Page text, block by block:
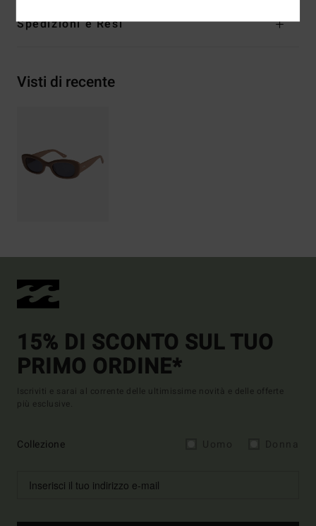
Spedizioni e Resi
Visti di recente
15% DI SCONTO SUL TUO
PRIMO ORDINE*
Iscriviti e sarai al corrente delle ultimissime novità e delle offerte
più esclusive.
Collezione